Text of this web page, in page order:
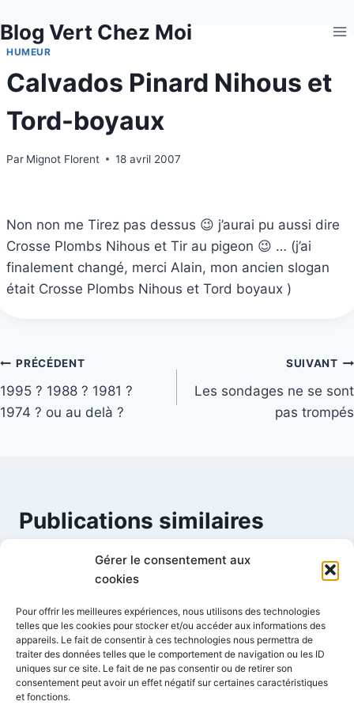
Gérer le consentement aux
cookies
Pour offrir les meilleures expériences, nous utilisons des technologies
telles que les cookies pour stocker et/ou accéder aux informations des
appareils. Le fait de consentir à ces technologies nous permettra de
traiter des données telles que le comportement de navigation ou les ID
uniques sur ce site. Le fait de ne pas consentir ou de retirer son
consentement peut avoir un effet négatif sur certaines caractéristiques
et fonctions.
au
contenu
Blog Vert Chez Moi
HUMEUR
Calvados Pinard Nihous et
Tord-boyaux
Par Mignot Florent 18 avril 2007
Non non me Tirez pas dessus 😉 j’aurai pu aussi dire
Crosse Plombs Nihous et Tir au pigeon 😉 … (j’ai
finalement changé, merci Alain, mon ancien slogan
était Crosse Plombs Nihous et Tord boyaux )
Navigation
de
PRÉCÉDENT
1995 ? 1988 ? 1981 ?
1974 ? ou au delà ?
SUIVANT
Les sondages ne se sont
pas trompés
Publications similaires
Quel candidat ?
Par Mignot Florent 21 février 2007